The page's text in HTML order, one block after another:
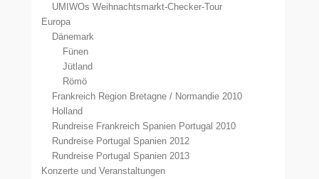
UMIWOs Weihnachtsmarkt-Checker-Tour
Europa
Dänemark
Fünen
Jütland
Römö
Frankreich Region Bretagne / Normandie 2010
Holland
Rundreise Frankreich Spanien Portugal 2010
Rundreise Portugal Spanien 2012
Rundreise Portugal Spanien 2013
Konzerte und Veranstaltungen